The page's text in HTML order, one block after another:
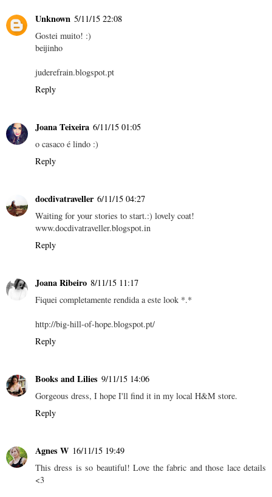
Unknown 5/11/15 22:08
Gostei muito! :)
beijinho
juderefrain.blogspot.pt
Reply
Joana Teixeira 6/11/15 01:05
o casaco é lindo :)
Reply
docdivatraveller 6/11/15 04:27
Waiting for your stories to start.:) lovely coat!
www.docdivatraveller.blogspot.in
Reply
Joana Ribeiro 8/11/15 11:17
Fiquei completamente rendida a este look *.*
http://big-hill-of-hope.blogspot.pt/
Reply
Books and Lilies 9/11/15 14:06
Gorgeous dress, I hope I'll find it in my local H&M store.
Reply
Agnes W 16/11/15 19:49
This dress is so beautiful! Love the fabric and those lace details
<3